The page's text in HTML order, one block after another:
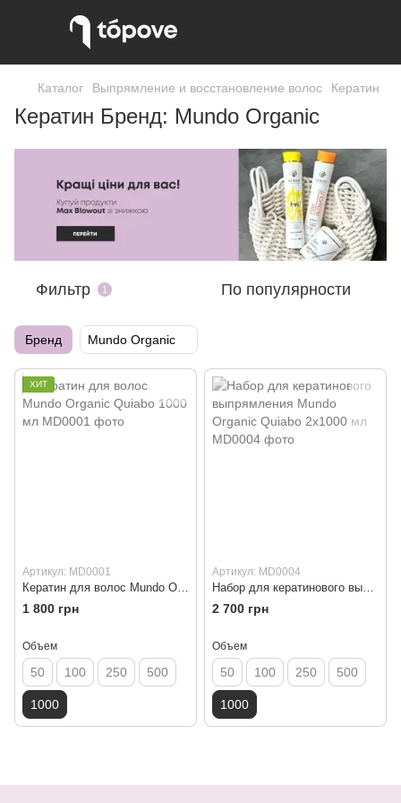
Каталог Выпрямление и восстановление волос Кератин
Кератин Бренд: Mundo Organic
Фильтр 1 По популярности
Бренд Mundo Organic
ХИТ
Артикул: MD0001
1 800 грн
Объем
50 100 250 500
1000
Артикул: MD0004
2 700 грн
Объем
50 100 250 500
1000